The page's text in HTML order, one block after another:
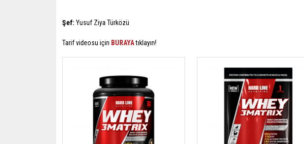
Şef: Yusuf Ziya Türközü
Tarif videosu için BURAYAtıklayın!